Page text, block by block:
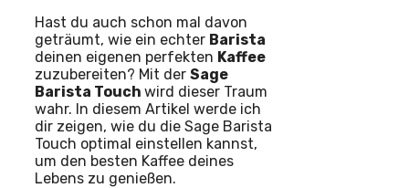
Hast du auch schon mal davon
geträumt, wie ein echter Barista
deinen eigenen perfekten Kaffee
zuzubereiten? Mit der Sage
Barista Touch wird dieser Traum
wahr. In diesem Artikel werde ich
dir zeigen, wie du die Sage Barista
Touch optimal einstellen kannst,
um den besten Kaffee deines
Lebens zu genießen.